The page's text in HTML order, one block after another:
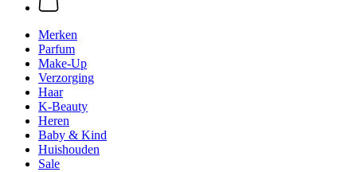
Merken
Parfum
Make-Up
Verzorging
Haar
K-Beauty
Heren
Baby & Kind
Huishouden
Sale